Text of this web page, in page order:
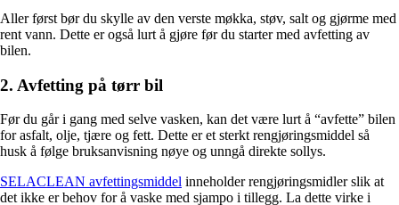
Aller først bør du skylle av den verste møkka, støv, salt og gjørme med
rent vann. Dette er også lurt å gjøre før du starter med avfetting av
bilen.
2. Avfetting på tørr bil
Før du går i gang med selve vasken, kan det være lurt å “avfette” bilen
for asfalt, olje, tjære og fett. Dette er et sterkt rengjøringsmiddel så
husk å følge bruksanvisning nøye og unngå direkte sollys.
SELACLEAN avfettingsmiddel inneholder rengjøringsmidler slik at
det ikke er behov for å vaske med sjampo i tillegg. La dette virke i